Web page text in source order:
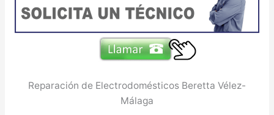
Reparación de Electrodomésticos Beretta Vélez-
Málaga